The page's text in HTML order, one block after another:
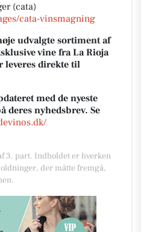
(cata)
cata-vinsmagning
udvalgte sortiment af
vine fra La Rioja
leveres direkte til
med de nyeste
deres nyhedsbrev. Se
3. part. Indholdet er hverken
der måtte fremgå,